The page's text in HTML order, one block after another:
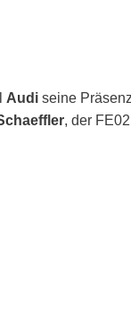
Audi seine Präsenz
, der